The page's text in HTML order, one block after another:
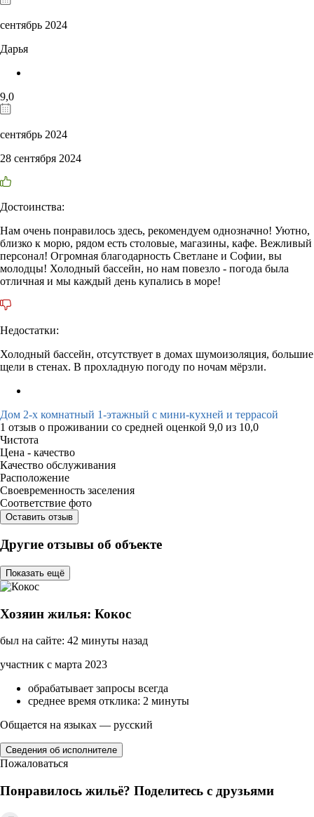
сентябрь 2024
Дарья
9,0
сентябрь 2024
28 сентября 2024
Достоинства:
Нам очень понравилось здесь, рекомендуем однозначно! Уютно,
близко к морю, рядом есть столовые, магазины, кафе. Вежливый
персонал! Огромная благодарность Светлане и Софии, вы
молодцы! Холодный бассейн, но нам повезло - погода была
отличная и мы каждый день купались в море!
Недостатки:
Холодный бассейн, отсутствует в домах шумоизоляция, большие
щели в стенах. В прохладную погоду по ночам мёрзли.
Дом 2-х комнатный 1-этажный с мини-кухней и террасой
1 отзыв о проживании со средней оценкой 9,0 из 10,0
Чистота
Цена - качество
Качество обслуживания
Расположение
Своевременность заселения
Соответствие фото
Оставить отзыв
Другие отзывы об объекте
Показать ещё
Хозяин жилья: Кокос
был на сайте: 42 минуты назад
участник с марта 2023
обрабатывает запросы всегда
среднее время отклика: 2 минуты
Общается на языках — русский
Сведения об исполнителе
Пожаловаться
Понравилось жильё? Поделитесь с друзьями